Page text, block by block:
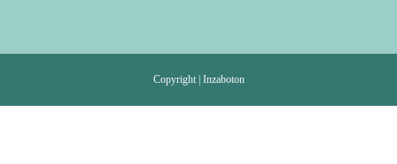
Copyright Inzaboton